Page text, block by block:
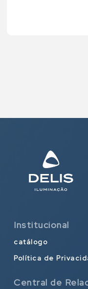
Institucional
catálogo
Política de
Central de